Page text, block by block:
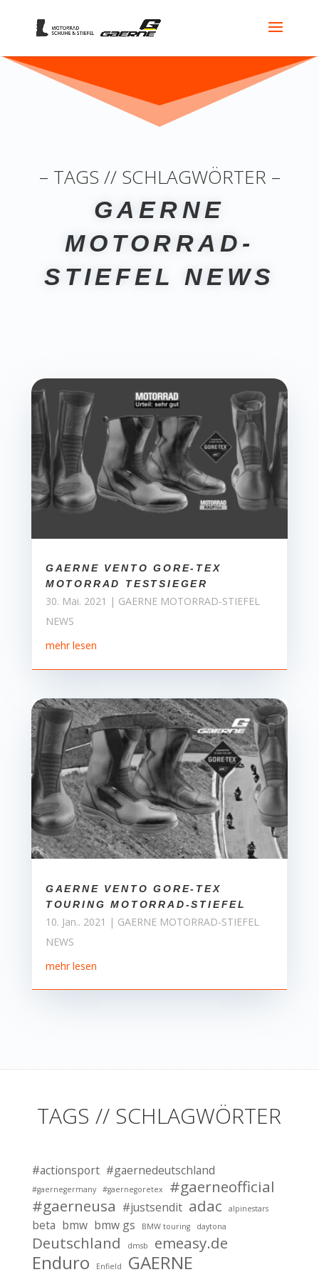
– TAGS // SCHLAGWÖRTER –
GAERNE
MOTORRAD-
STIEFEL NEWS
GAERNE VENTO GORE-TEX
MOTORRAD TESTSIEGER
30. Mai. 2021 | GAERNE MOTORRAD-STIEFEL
NEWS
mehr lesen
GAERNE VENTO GORE-TEX
TOURING MOTORRAD-STIEFEL
10. Jan.. 2021 | GAERNE MOTORRAD-STIEFEL
NEWS
mehr lesen
TAGS // SCHLAGWÖRTER
#actionsport #gaernedeutschland
#gaernegermany #gaernegoretex
#gaerneofficial
#gaerneusa #justsendit adac alpinestars
beta bmw bmw gs BMW touring daytona
Deutschland dmsb emeasy.de
Enduro Enfield
GAERNE